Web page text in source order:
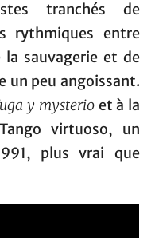
tranchés de
rythmiques entre
la sauvagerie et de
un peu angoissant.
y mysterio et à la
virtuoso, un
plus vrai que